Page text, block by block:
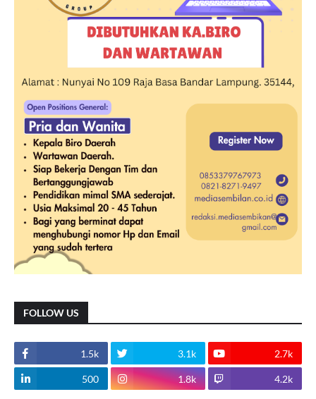
FOLLOW US
1.5k 3.1k 2.7k
500 1.8k 4.2k